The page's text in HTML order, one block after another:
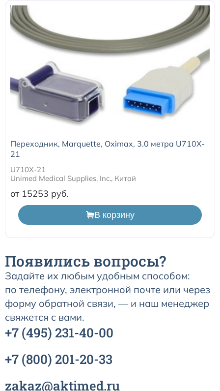
Переходник, Marquette, Oximax, 3.0 метра U710X-
21
U710X-21
Unimed Medical Supplies, Inc., Китай
от 15253
В корзину
Появились вопросы?
Задайте их любым удобным способом:
по телефону, электронной почте или через
форму обратной связи, — и наш менеджер
свяжется с вами.
+7 (495) 231-40-00
+7 (800) 201-20-33
zakaz@aktimed.ru